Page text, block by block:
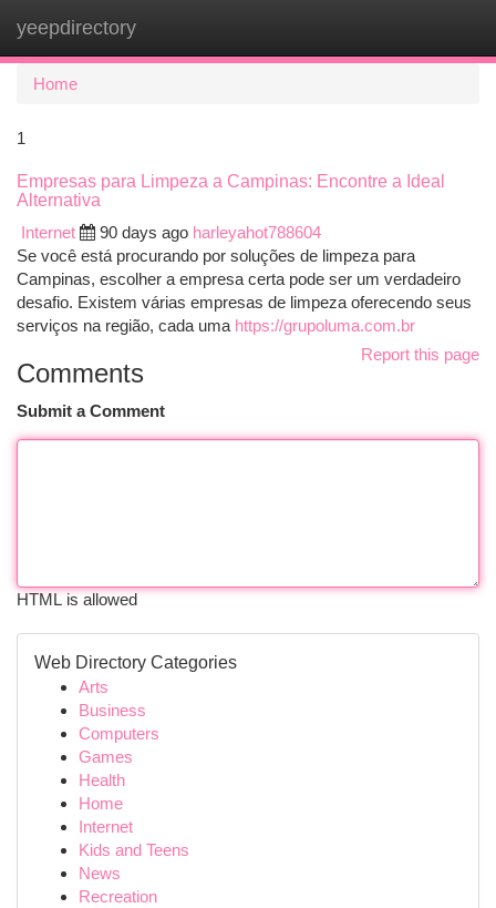
yeepdirectory
Home
1
Empresas para Limpeza a Campinas: Encontre a Ideal
Alternativa
Internet
90 days ago harleyahot788604
Se você está procurando por soluções de limpeza para
Campinas, escolher a empresa certa pode ser um verdadeiro
desafio. Existem várias empresas de limpeza oferecendo seus
serviços na região, cada uma https://grupoluma.com.br
Report this page
Comments
Submit a Comment
HTML is allowed
Web Directory Categories
Arts
Business
Computers
Games
Health
Home
Internet
Kids and Teens
News
Recreation